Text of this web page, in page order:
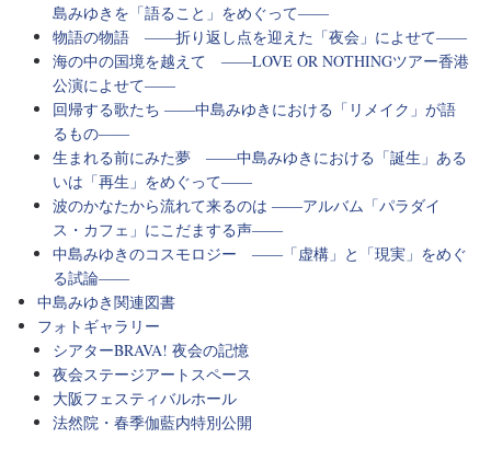
島みゆきを「語ること」をめぐって――
物語の物語 ――折り返し点を迎えた「夜会」によせて――
海の中の国境を越えて ――LOVE OR NOTHINGツアー香港
公演によせて――
回帰する歌たち ――中島みゆきにおける「リメイク」が語
るもの――
生まれる前にみた夢 ――中島みゆきにおける「誕生」ある
いは「再生」をめぐって――
波のかなたから流れて来るのは ――アルバム「パラダイ
ス・カフェ」にこだまする声――
中島みゆきのコスモロジー ――「虚構」と「現実」をめぐ
る試論――
中島みゆき関連図書
フォトギャラリー
シアターBRAVA! 夜会の記憶
夜会ステージアートスペース
大阪フェスティバルホール
法然院・春季伽藍内特別公開